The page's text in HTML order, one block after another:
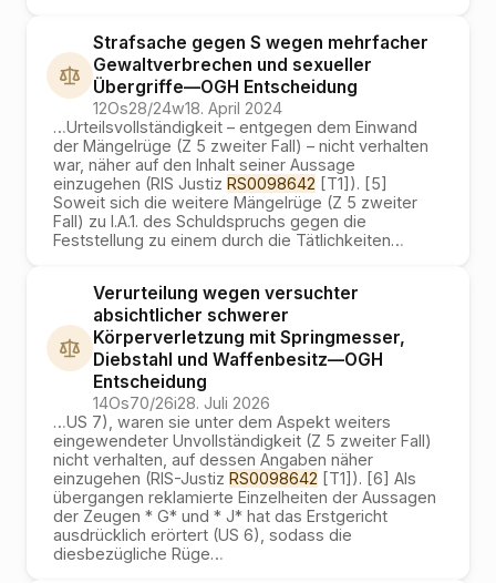
Strafsache gegen S wegen mehrfacher
Gewaltverbrechen und sexueller
Übergriffe—OGH Entscheidung
12Os28/24w18. April 2024
…Urteilsvollständigkeit – entgegen dem Einwand
der Mängelrüge (Z 5 zweiter Fall) – nicht verhalten
war, näher auf den Inhalt seiner Aussage
einzugehen (RIS Justiz RS0098642 [T1]). [5]
Soweit sich die weitere Mängelrüge (Z 5 zweiter
Fall) zu I.A.1. des Schuldspruchs gegen die
Feststellung zu einem durch die Tätlichkeiten…
Verurteilung wegen versuchter
absichtlicher schwerer
Körperverletzung mit Springmesser,
Diebstahl und Waffenbesitz—OGH
Entscheidung
14Os70/26i28. Juli 2026
…US 7), waren sie unter dem Aspekt weiters
eingewendeter Unvollständigkeit (Z 5 zweiter Fall)
nicht verhalten, auf dessen Angaben näher
einzugehen (RIS-Justiz RS0098642 [T1]). [6] Als
übergangen reklamierte Einzelheiten der Aussagen
der Zeugen * G* und * J* hat das Erstgericht
ausdrücklich erörtert (US 6), sodass die
diesbezügliche Rüge…